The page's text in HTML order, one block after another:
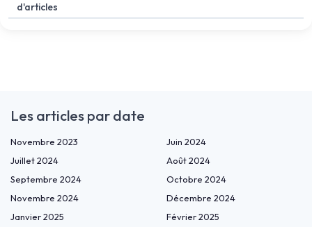
d'articles
Les articles par date
Novembre 2023
Juin 2024
Juillet 2024
Août 2024
Septembre 2024
Octobre 2024
Novembre 2024
Décembre 2024
Janvier 2025
Février 2025